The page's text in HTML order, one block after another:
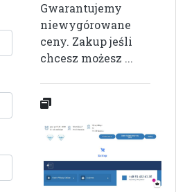
Gwarantujemy
niewygórowane
ceny. Zakup jeśli
chcesz możesz ...